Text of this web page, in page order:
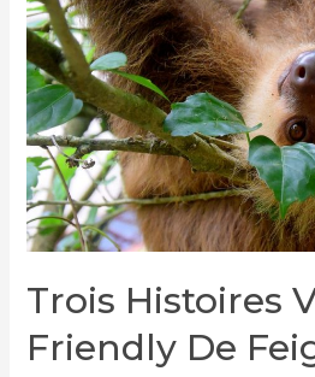
après
votre
passage.
Trois Histoires
Friendly De